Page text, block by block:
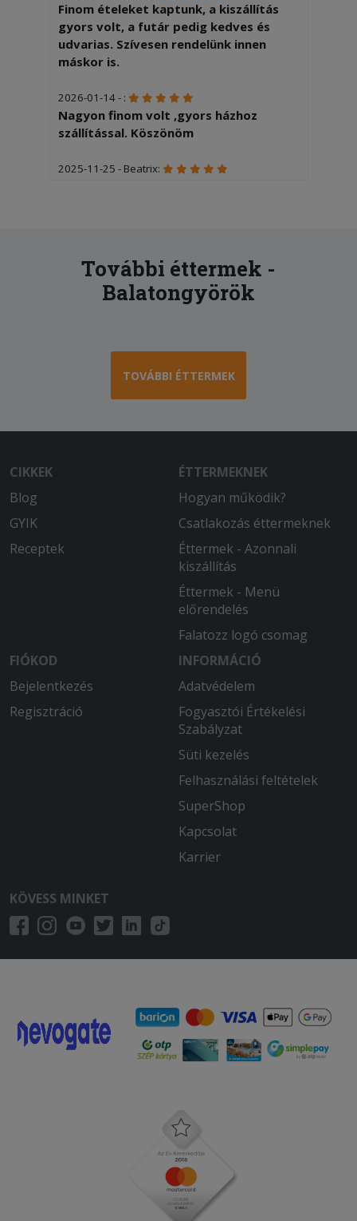
Finom ételeket kaptunk, a kiszállítás
gyors volt, a futár pedig kedves és
udvarias. Szívesen rendelünk innen
máskor is.
2026-01-14 - :
Nagyon finom volt ,gyors házhoz
szállítással. Köszönöm
2025-11-25 - Beatrix:
tudom őket. Köszönjük!
További éttermek -
Balatongyörök
TOVÁBBI ÉTTERMEK
CIKKEK
Blog
GYIK
Receptek
ÉTTERMEKNEK
Hogyan működik?
Csatlakozás éttermeknek
Éttermek - Azonnali
kiszállítás
Éttermek - Menü
előrendelés
Falatozz logó csomag
FIÓKOD
Bejelentkezés
Regisztráció
INFORMÁCIÓ
Adatvédelem
Fogyasztói Értékelési
Szabályzat
Süti kezelés
Felhasználási feltételek
SuperShop
Kapcsolat
Karrier
KÖVESS MINKET